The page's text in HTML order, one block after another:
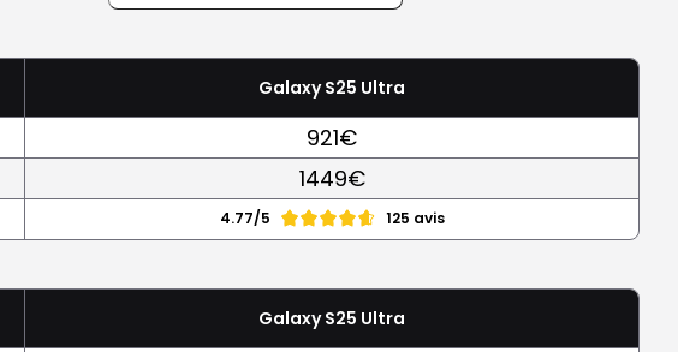
Galaxy S25 Ultra
921€
1449€
4.77/5 125 avis
Galaxy S25 Ultra